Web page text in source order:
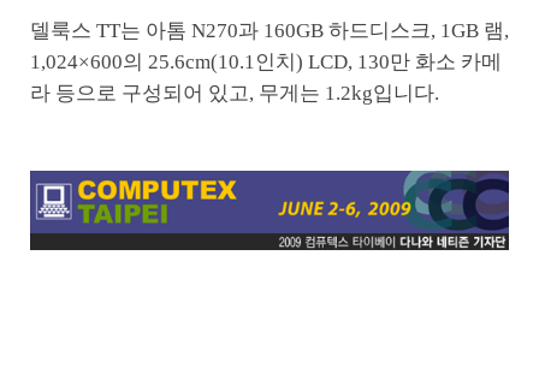
델룩스 TT는 아톰 N270과 160GB 하드디스크, 1GB 램,
1,024×600의 25.6cm(10.1인치) LCD, 130만 화소 카메
라 등으로 구성되어 있고, 무게는 1.2kg입니다.